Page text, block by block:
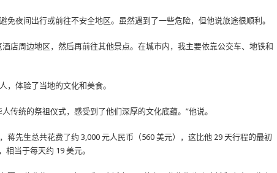
免夜间出行或前往不安全地区。虽然遇到了一些危险，但他说旅途很顺利。
店周边地区，然后再前往其他景点。在城市内，我主要依靠公交车、地铁和
，体验了当地的文化和美食。
传统的祭祖仪式，感受到了他们深厚的文化底蕴。”他说。
蒋先生总共花费了约 3,000 元人民币（560 美元），这比他 29 天行程的最初
相当于每天约 19 美元。